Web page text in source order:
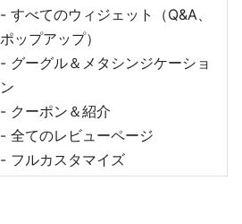
- すべてのウィジェット（Q&A、
ポップアップ）
- グーグル＆メタシンジケーショ
ン
- クーポン＆紹介
- 全てのレビューページ
- フルカスタマイズ